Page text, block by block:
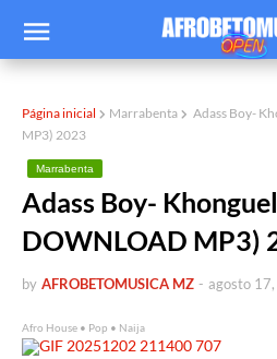
Página inicial Marrabenta
Adass Boy-
MP3) 2023
Marrabenta
Adass Boy-
DOWNLOAD MP3)
by AFROBETOMUSICA MZ - agosto
Afro House • Pop • Naija